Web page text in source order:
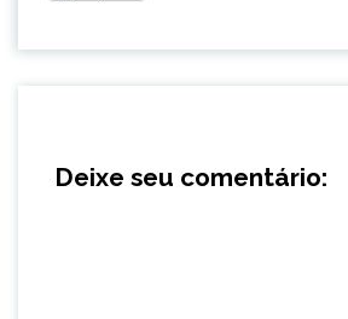
Deixe seu comentário: